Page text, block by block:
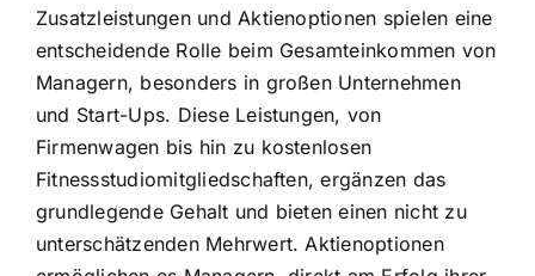
Zusatzleistungen und Aktienoptionen spielen eine
entscheidende Rolle beim Gesamteinkommen von
Managern, besonders in großen Unternehmen
und Start-Ups. Diese Leistungen, von
Firmenwagen bis hin zu kostenlosen
Fitnessstudiomitgliedschaften, ergänzen das
grundlegende Gehalt und bieten einen nicht zu
unterschätzenden Mehrwert. Aktienoptionen